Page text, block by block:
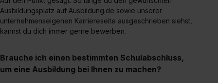
bestimmte Verwendungszwecke zulassen, triff deine
Auswahl über die Checkboxen und klick auf „Auswahl
erlauben“. Die Einwilligung zur Platzierung von Cookies
Media und Marketing“ umfasst hierbei die Einwilligung
zur Übermittlung deiner Daten in die USA (Art. 49 Abs. 1
Ausbildungsplatz auf Ausbildung.de sowie unserer
unternehmenseigenen Karriereseite ausgeschrieben siehst,
kannst du dich immer gerne bewerben.
Brauche ich einen bestimmten Schulabschluss,
um eine Ausbildung bei Ihnen zu machen?